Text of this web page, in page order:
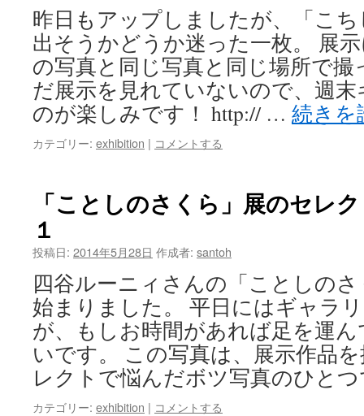
キ
ッ
プ
昨日もアップしましたが、「こ
出そうかどうか迷った一枚。 展
の写真と同じ写真と同じ場所で撮
だ展示を見れていないので、週
のが楽しみです！ http:// … 続き
カテゴリー: exhibition | コメントする
「ことしのさくら」展のセレ
１
投稿日: 2014年5月28日 作成者: santoh
四谷ルーニィさんの「ことしの
始まりました。 平日にはギャラ
が、もしお時間があれば足を運
いです。 この写真は、展示作品
レクトで悩んだボツ写真のひと
カテゴリー: exhibition | コメントする